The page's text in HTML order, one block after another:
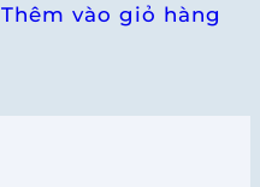
Thêm vào giỏ hàng